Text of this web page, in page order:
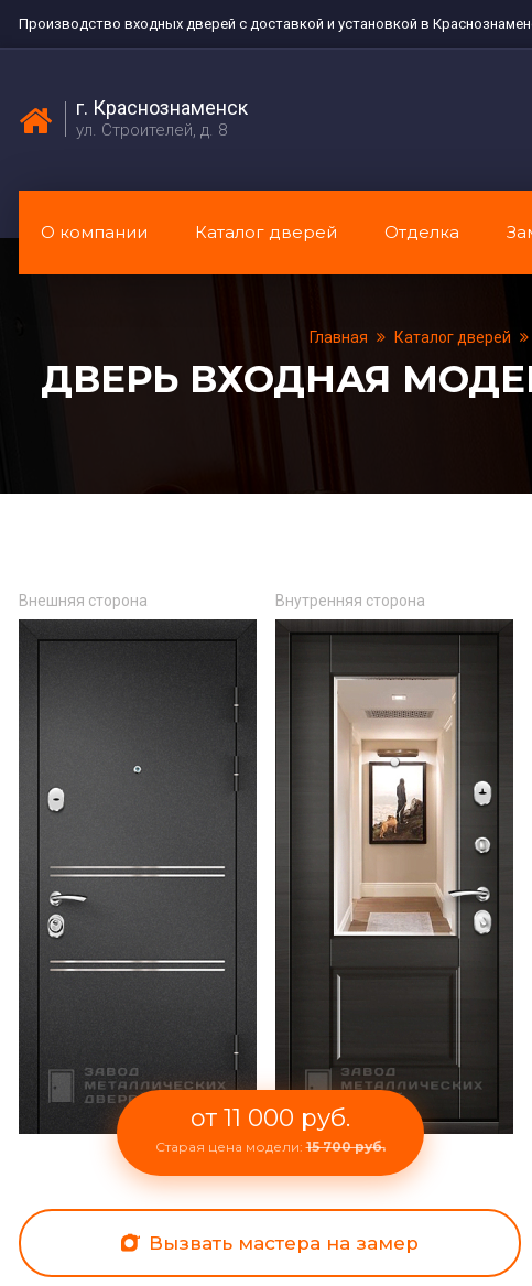
Производство входных дверей с доставкой и установкой в
г. Краснознаменск
ул. Строителей, д. 8
О компании Каталог дверей Отделка
Главная Каталог дверей
ДВЕРЬ ВХОДНАЯ
Внешняя сторона Внутренняя сторона
от 11 000 руб.
Старая цена модели:15 700 руб.
Вызвать мастера на замер